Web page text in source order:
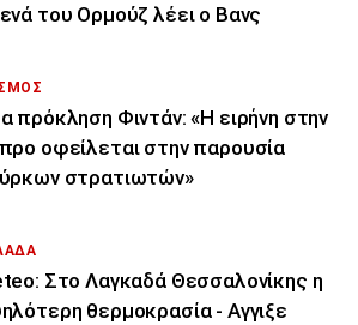
του Ορμούζ λέει ο Βανς
πρόκληση Φιντάν: «Η ειρήνη στην
οφείλεται στην παρουσία
στρατιωτών»
Στο Λαγκαδά Θεσσαλονίκης η
θερμοκρασία - Αγγιξε